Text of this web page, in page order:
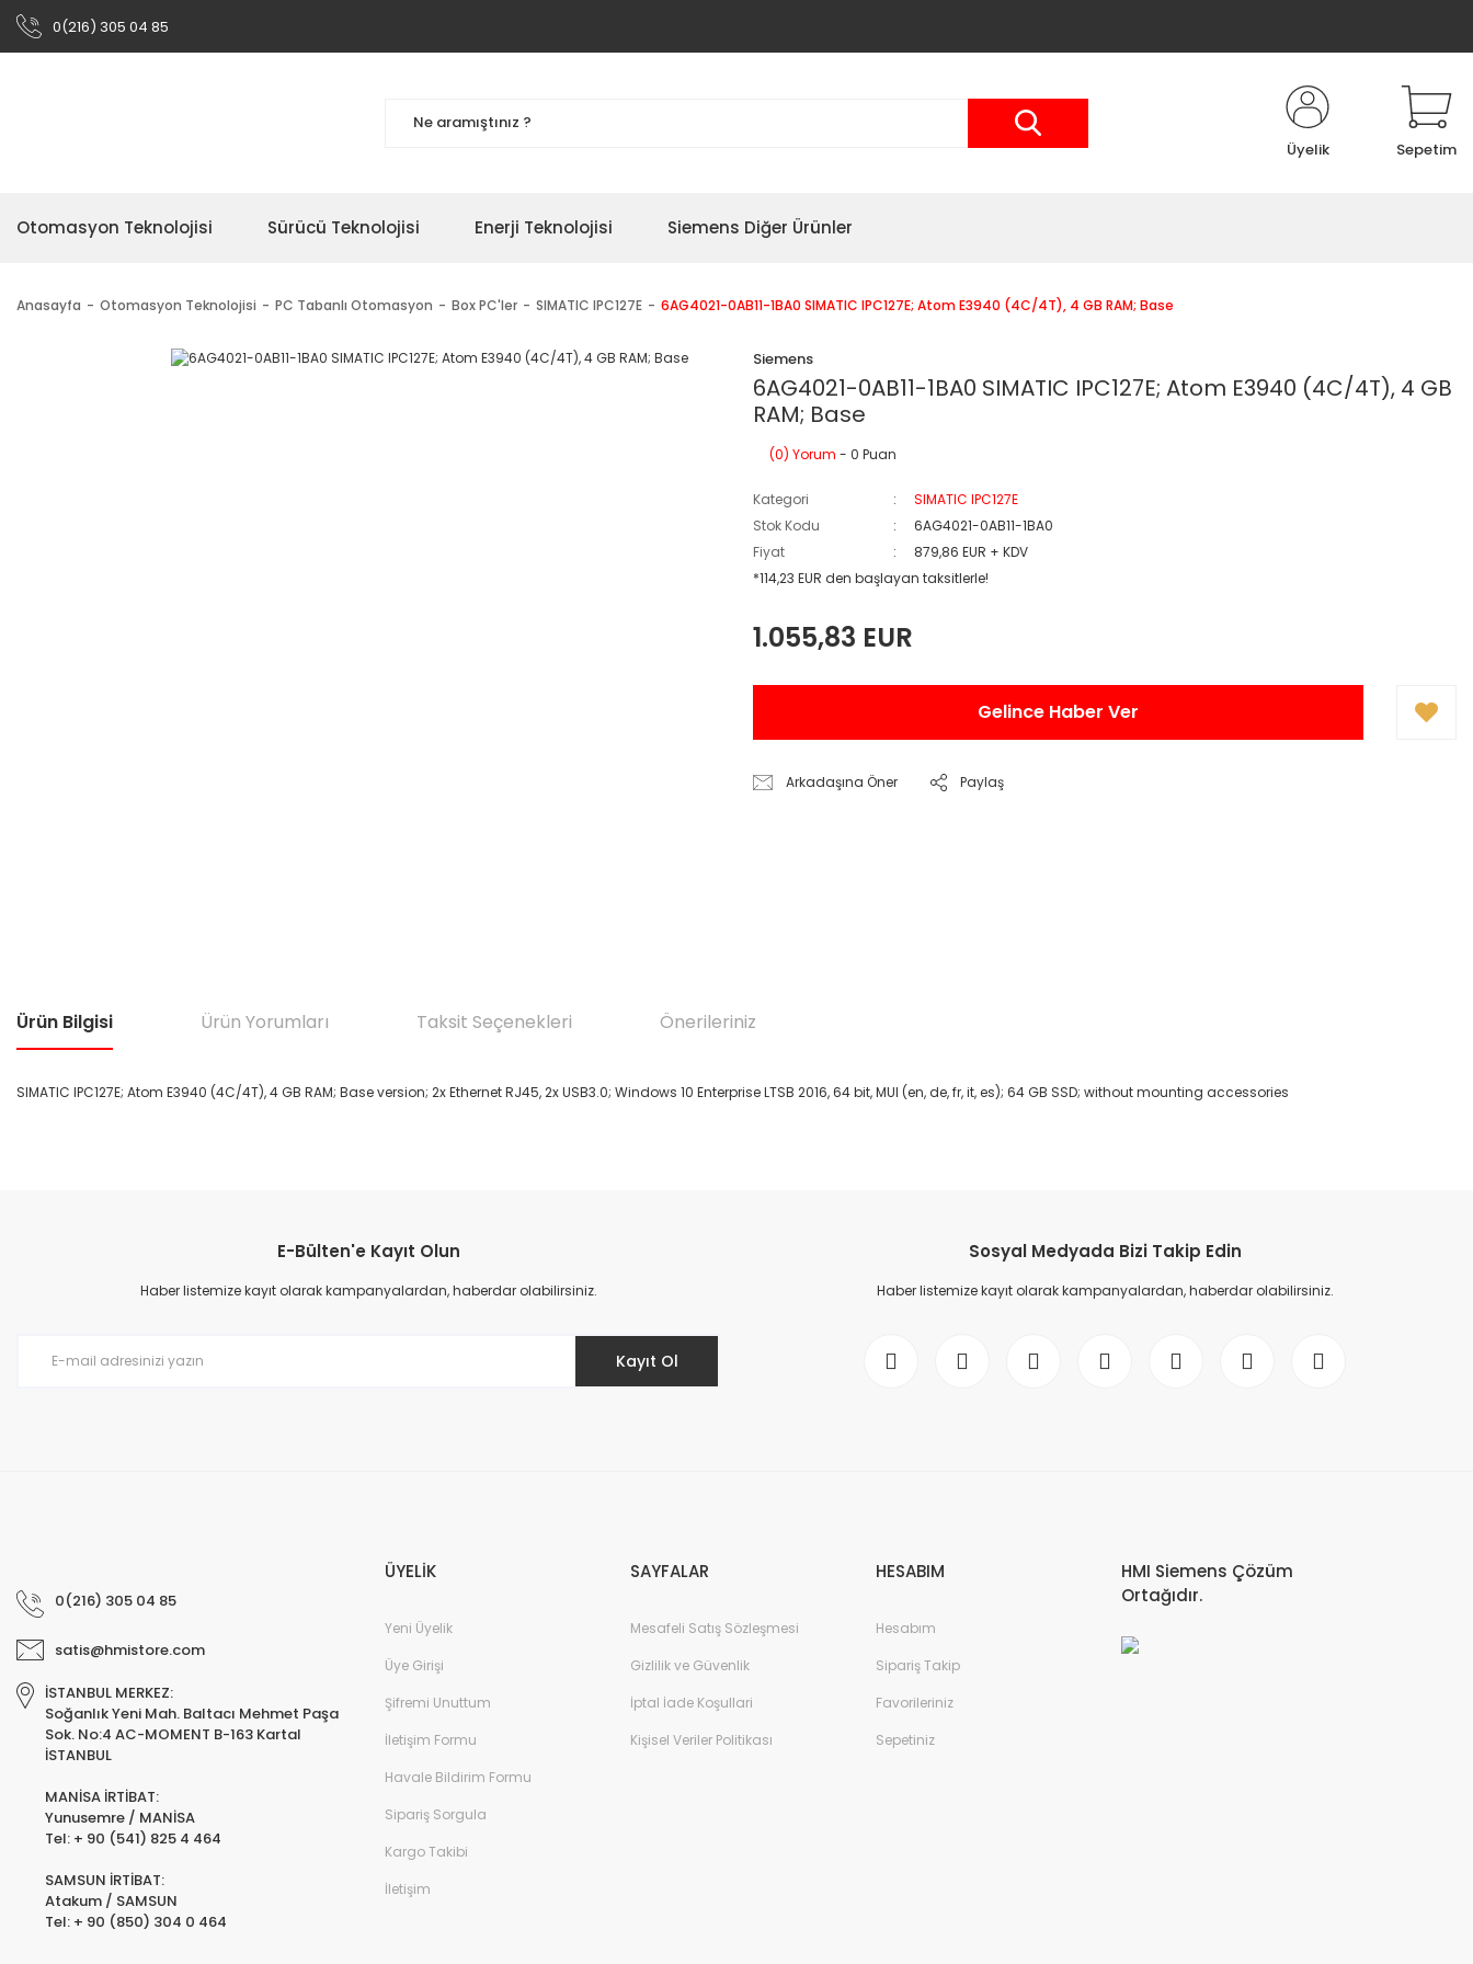
0(216) 305 04 85
Üyelik Sepetim
Otomasyon Teknolojisi Sürücü Teknolojisi Enerji Teknolojisi Siemens Diğer Ürünler
Anasayfa Otomasyon Teknolojisi PC Tabanlı Otomasyon Box PC'ler SIMATIC IPC127E 6AG4021-0AB11-1BA0 SIMATIC IPC127E; Atom E3940 (4C/4T), 4 GB RAM; Base
Siemens
6AG4021-0AB11-1BA0 SIMATIC IPC127E; Atom E3940 (4C/4T), 4 GB
RAM; Base
(0) Yorum - 0 Puan
Kategori
SIMATIC IPC127E
Stok Kodu
6AG4021-0AB11-1BA0
Fiyat
879,86 EUR + KDV
*114,23 EUR den başlayan taksitlerle!
1.055,83 EUR
Gelince Haber Ver
Arkadaşına Öner Paylaş
Ürün Bilgisi Ürün Yorumları Taksit Seçenekleri Önerileriniz
SIMATIC IPC127E; Atom E3940 (4C/4T), 4 GB RAM; Base version; 2x Ethernet RJ45, 2x USB3.0; Windows 10 Enterprise LTSB 2016, 64 bit, MUI (en, de, fr, it, es); 64 GB SSD; without mounting accessories
Ürün resmi kalitesiz, bozuk veya görüntülenemiyor.
Ürün açıklamasında eksik bilgiler bulunuyor.
E-Bülten'e Kayıt Olun
Haber listemize kayıt olarak kampanyalardan, haberdar olabilirsiniz.
Kayıt Ol
Sosyal Medyada Bizi Takip Edin
Haber listemize kayıt olarak kampanyalardan, haberdar olabilirsiniz.
0(216) 305 04 85
satis@hmistore.com
İSTANBUL MERKEZ:
Soğanlık Yeni Mah. Baltacı Mehmet Paşa
Sok. No:4 AC-MOMENT B-163 Kartal
İSTANBUL
MANİSA İRTİBAT:
Yunusemre / MANİSA
Tel: + 90 (541) 825 4 464
SAMSUN İRTİBAT:
Atakum / SAMSUN
Tel: + 90 (850) 304 0 464
ÜYELİK
Yeni Üyelik
Üye Girişi
Şifremi Unuttum
İletişim Formu
Havale Bildirim Formu
Sipariş Sorgula
Kargo Takibi
İletişim
SAYFALAR
Mesafeli Satış Sözleşmesi
Gizlilik ve Güvenlik
İptal İade Koşullari
Kişisel Veriler Politikası
HESABIM
Hesabım
Sipariş Takip
Favorileriniz
Sepetiniz
HMI Siemens Çözüm
Ortağıdır.